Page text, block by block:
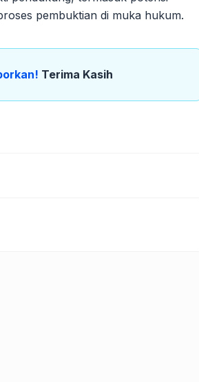
pembuktian di muka hukum.
Terima Kasih